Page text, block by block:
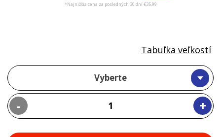
*Najnižšia cena za posledných 30 dní €35,99
Vyberte
- +
Tabuľka veľkostí